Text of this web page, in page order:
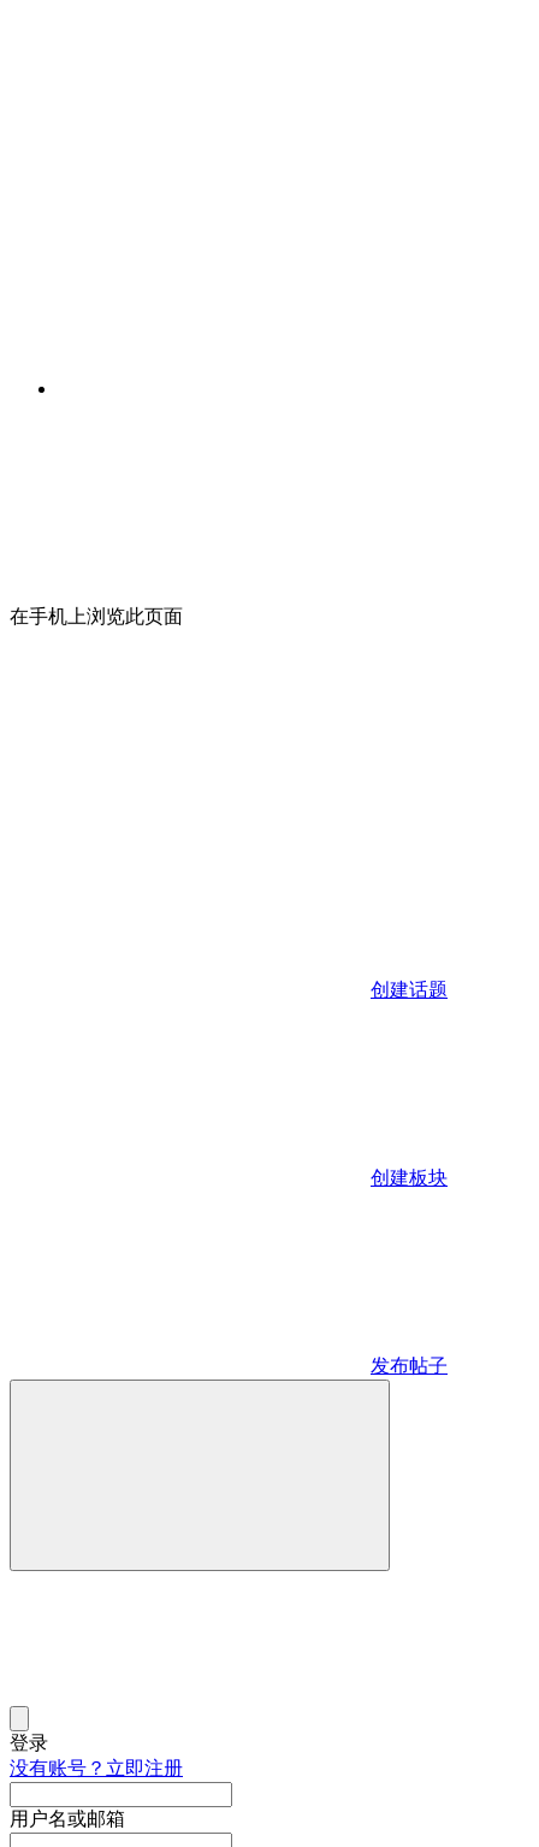
在手机上浏览此页面
创建话题
创建板块
发布帖子
登录
没有账号？立即注册
用户名或邮箱